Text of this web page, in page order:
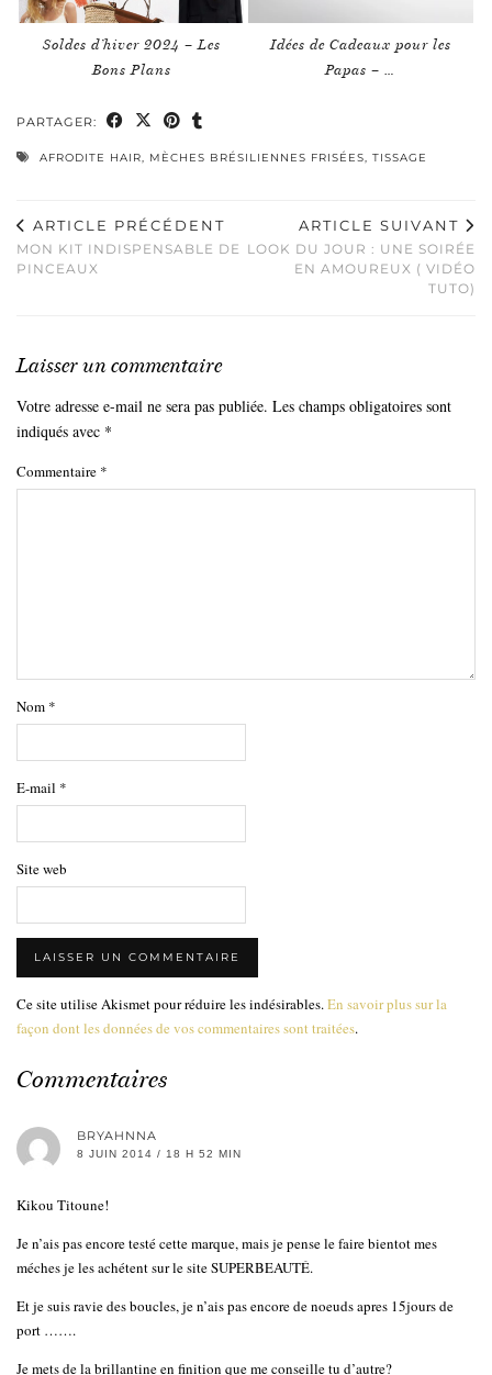
Soldes d’hiver 2024 – Les
Bons Plans
Idées de Cadeaux pour les
Papas – …
PARTAGER:
AFRODITE HAIR MÈCHES BRÉSILIENNES FRISÉES TISSAGE
ARTICLE PRÉCÉDENT
MON KIT INDISPENSABLE DE
PINCEAUX
ARTICLE SUIVANT
LOOK DU JOUR : UNE SOIRÉE
EN AMOUREUX ( VIDÉO
TUTO)
Laisser un commentaire
Votre adresse e-mail ne sera pas publiée. Les champs obligatoires sont
indiqués avec *
Commentaire *
Nom *
E-mail *
Site web
Ce site utilise Akismet pour réduire les indésirables. En savoir plus sur la
façon dont les données de vos commentaires sont traitées.
Commentaires
BRYAHNNA
8 JUIN 2014 / 18 H 52 MIN
Kikou Titoune!
Je n’ais pas encore testé cette marque, mais je pense le faire bientot mes
méches je les achétent sur le site SUPERBEAUTÉ.
Et je suis ravie des boucles, je n’ais pas encore de noeuds apres 15jours de
port …….
Je mets de la brillantine en finition que me conseille tu d’autre?